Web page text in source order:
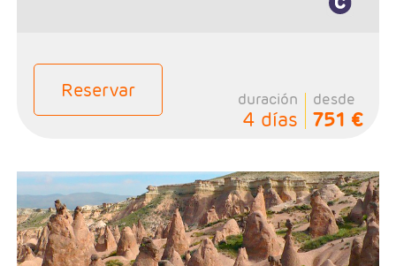
TRIP PLANNERReservar duración
4 días
desde
751 €
- Salidas: Diarias excepto Domingos, según calendario
- Ruta: 4 noches Estambul y 3 noches Capadocia
- Categoría hotelera: Primera, Primera Superior,
Semilujo y Lujo.
- Régimen: 7 desayunos, 3 cenas y 2 Almuerzos